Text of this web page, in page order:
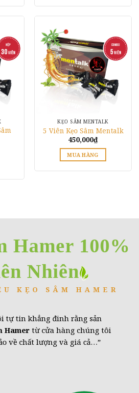
KẸO SÂM MENTALK
5 Viên Kẹo Sâm Mentalk
450,000₫
MUA HÀNG
Hamer 100%
Nhiên
KẸO SÂM HAMER
tự tin khẳng đinh rằng sản
Hamer từ cửa hàng chúng tôi
về chất lượng và giá cả…”